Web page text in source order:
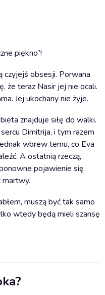
piękno”!
czyjejś obsesji. Porwana
że teraz Nasir jej nie ocali.
Jej ukochany nie żyje.
znajduje siłę do walki.
Dimitrija, i tym razem
wbrew temu, co Eva
A ostatnią rzeczą,
pojawienie się
martwy.
muszą być tak samo
wtedy będą mieli szansę